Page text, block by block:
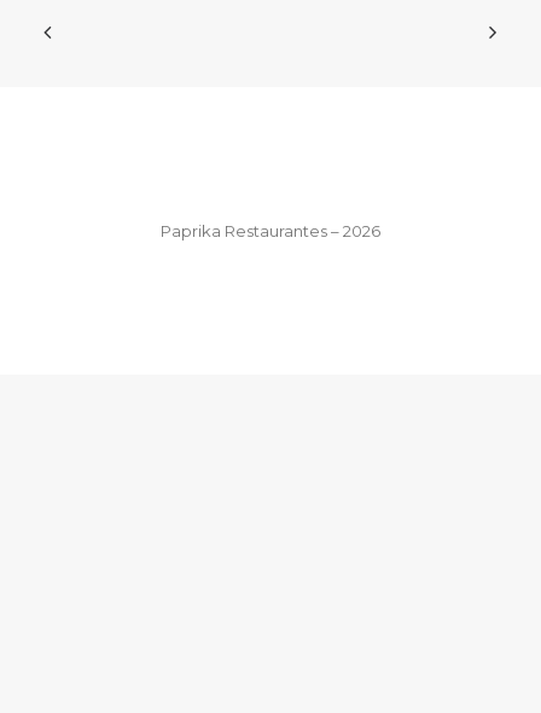
Paprika Restaurantes – 2026